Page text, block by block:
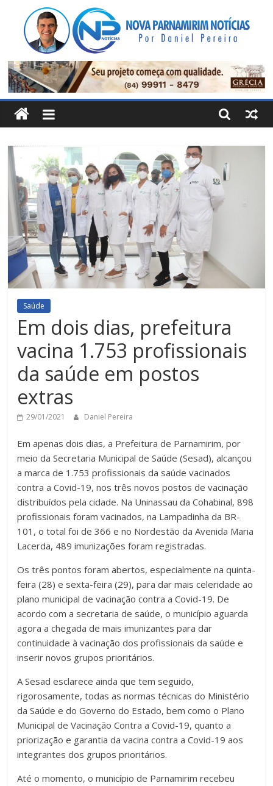
conteúdo
Nova
Parnamirim
Notícias
Por
Daniel
Pereira
Saúde
Em dois dias, prefeitura
vacina 1.753 profissionais
da saúde em postos
extras
29/01/2021 Daniel Pereira
Em apenas dois dias, a Prefeitura de Parnamirim, por
meio da Secretaria Municipal de Saúde (Sesad), alcançou
a marca de 1.753 profissionais da saúde vacinados
contra a Covid-19, nos três novos postos de vacinação
distribuídos pela cidade. Na Uninassau da Cohabinal, 898
profissionais foram vacinados, na Lampadinha da BR-
101, o total foi de 366 e no Nordestão da Avenida Maria
Lacerda, 489 imunizações foram registradas.
Os três pontos foram abertos, especialmente na quinta-
feira (28) e sexta-feira (29), para dar mais celeridade ao
plano municipal de vacinação contra a Covid-19. De
acordo com a secretaria de saúde, o município aguarda
agora a chegada de mais imunizantes para dar
continuidade à vacinação dos profissionais da saúde e
inserir novos grupos prioritários.
A Sesad esclarece ainda que tem seguido,
rigorosamente, todas as normas técnicas do Ministério
da Saúde e do Governo do Estado, bem como o Plano
Municipal de Vacinação Contra a Covid-19, quanto a
priorização e garantia da vacina contra a Covid-19 aos
integrantes dos grupos prioritários.
Até o momento, o município de Parnamirim recebeu